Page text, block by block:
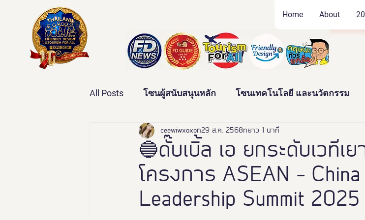
Home About
All Posts โซนผู้สนับสนุนหลัก โซนเทคโนโลยี และนวัตกรรม
เทคโนโลยีเพื่อสุขภาพ วัฒนธรรม และสินค้าชุมชน
บ้านและคุณภาพชีวิต ข่าว News Thailand Friendly
มหกรรมอารยสถาปัตย์เพื่อคนทั้งมวล คร
🔵ดั๊บเบิ้ล เอ ยกระดับเวทีเ
โครงการ ASEAN -
Leadership Summit 2025
ceewiwxoxo 29 ส.ค. 2568 ยาว 1 นาที